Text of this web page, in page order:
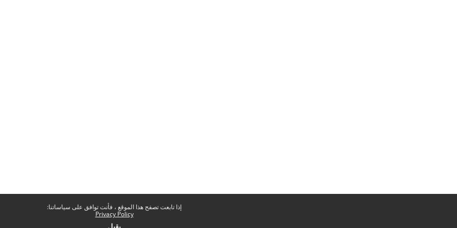
إذا تابعت تصفح هذا الموقع ، فأنت توافق على سياساتنا:
Privacy Policy